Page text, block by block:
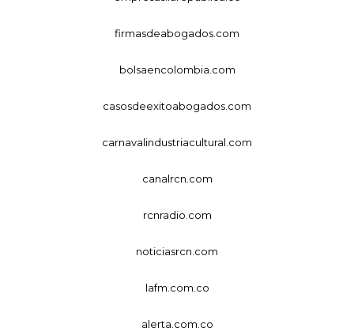
firmasdeabogados.com
bolsaencolombia.com
casosdeexitoabogados.com
carnavalindustriacultural.com
canalrcn.com
rcnradio.com
noticiasrcn.com
lafm.com.co
alerta.com.co